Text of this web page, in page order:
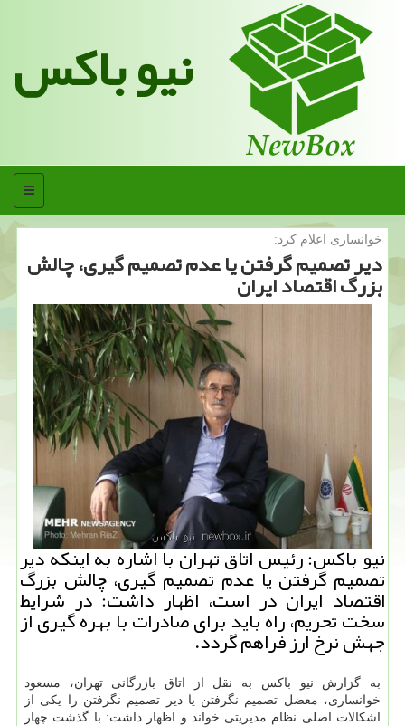
نیو باکس
منو
خوانساری اعلام كرد:
دیر تصمیم گرفتن یا عدم تصمیم گیری، چالش
بزرگ اقتصاد ایران
نیو باكس: رئیس اتاق تهران با اشاره به اینكه دیر
تصمیم گرفتن یا عدم تصمیم گیری، چالش بزرگ
اقتصاد ایران در است، اظهار داشت: در شرایط
سخت تحریم، راه باید برای صادرات با بهره گیری از
جهش نرخ ارز فراهم گردد.
به گزارش نیو باكس به نقل از اتاق بازرگانی تهران، مسعود
خوانساری، معضل تصمیم نگرفتن یا دیر تصمیم نگرفتن را یكی از
اشكالات اصلی نظام مدیریتی خواند و اظهار داشت: با گذشت چهار